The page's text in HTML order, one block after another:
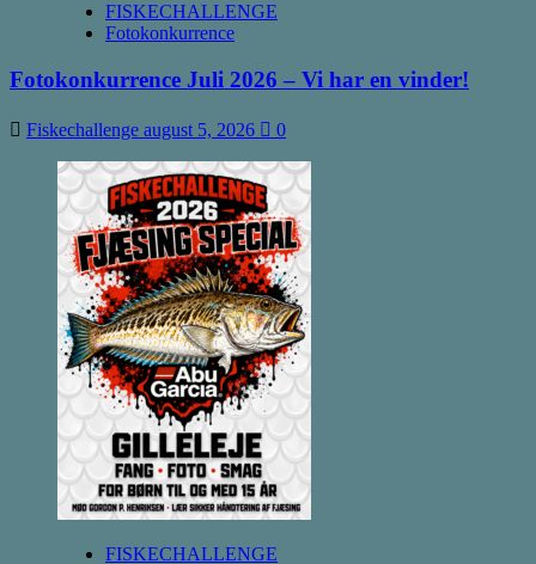
FISKECHALLENGE
Fotokonkurrence
Fotokonkurrence Juli 2026 – Vi har en vinder!
Fiskechallenge august 5, 2026 0
FISKECHALLENGE